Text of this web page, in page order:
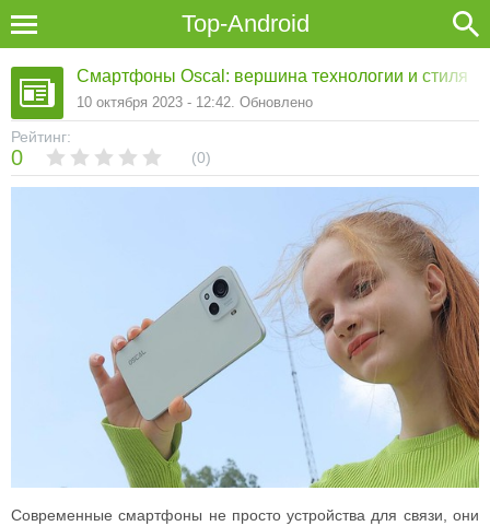
Top-Android
Рейтинг:
0 0
Смартфоны Oscal: вершина технологии и стиля
10 октября 2023 - 12:42. Обновлено
Современные смартфоны не просто устройства для связи, они